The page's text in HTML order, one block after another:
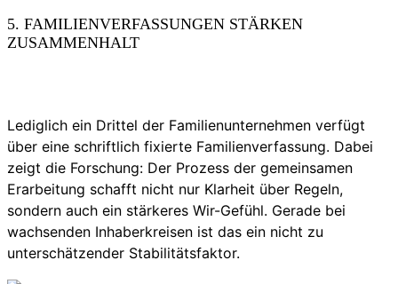
5. FAMILIENVERFASSUNGEN STÄRKEN
ZUSAMMENHALT
Lediglich ein Drittel der Familienunternehmen verfügt
über eine schriftlich fixierte Familienverfassung. Dabei
zeigt die Forschung: Der Prozess der gemeinsamen
Erarbeitung schafft nicht nur Klarheit über Regeln,
sondern auch ein stärkeres Wir-Gefühl. Gerade bei
wachsenden Inhaberkreisen ist das ein nicht zu
unterschätzender Stabilitätsfaktor.